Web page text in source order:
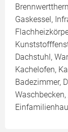
Gaskessel,
Dachstuhl,
Kachelofen,
Badezimmer,